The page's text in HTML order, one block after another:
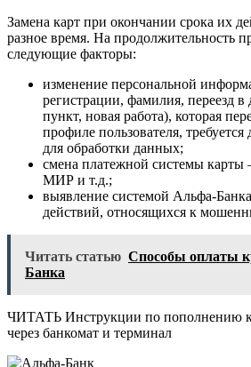
Замена карт при окончании срока их
разное время. На продолжительность
следующие факторы:
изменение персональной
регистрации, фамилия, переезд
пункт, новая работа), которая
профиле пользователя,
для обработки данных;
смена платежной системы карты
МИР и т.д.;
выявление системой Альфа-
действий, относящихся к
Читать статью Способы оплаты
Банка
ЧИТАТЬ Инструкции по пополнению
через банкомат и терминал